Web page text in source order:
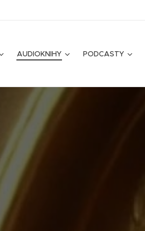
AUDIOKNIHY PODCASTY